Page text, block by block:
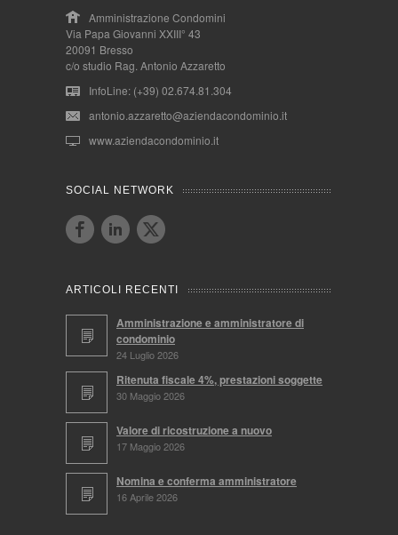
Amministrazione Condomini
Via Papa Giovanni XXIII° 43
20091 Bresso
c/o studio Rag. Antonio Azzaretto
InfoLine: (+39) 02.674.81.304
antonio.azzaretto@aziendacondominio.it
www.aziendacondominio.it
SOCIAL NETWORK
ARTICOLI RECENTI
Amministrazione e amministratore di
condominio
24 Luglio 2026
Ritenuta fiscale 4%, prestazioni soggette
30 Maggio 2026
Valore di ricostruzione a nuovo
17 Maggio 2026
Nomina e conferma amministratore
16 Aprile 2026